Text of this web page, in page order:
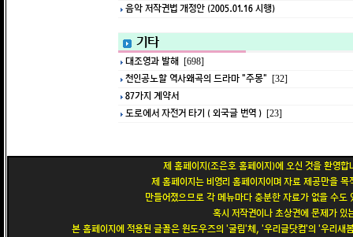
음악 저작권법 개정안 (2005.01.16 시행)
기타
대조영과 발해 [698]
천인공노할 역사왜곡의 드라마 "주몽" [32]
87가지 계약서
도로에서 자전거 타기 ( 외국글 번역 ) [23]
제 홈페이지(조은호 홈페이지)에 오신 것을 환영
제 홈페이지는 비영리 홈페이지이며 자료 제공만을
만들어졌으므로 각 메뉴마다 충분한 자료가 없을 수
혹시 저작권이나 초상권에 문제가
본 홈페이지에 적용된 글꼴은 윈도우즈의 '굴림'체, '우리글닷컴'의 '우리